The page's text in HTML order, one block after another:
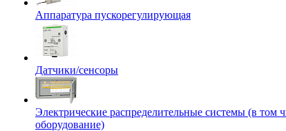
Аппаратура пускорегулирующая
Датчики/сенсоры
Электрические распределительные системы (в том
оборудование)